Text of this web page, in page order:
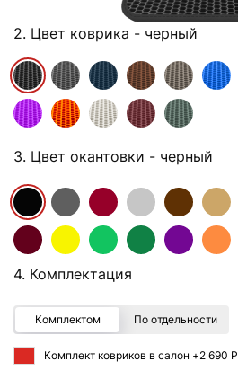
2. Цвет коврика - черный
3. Цвет окантовки - черный
4. Комплектация
Комплектом По отдельности
Комплект ковриков в салон +2 690 Р